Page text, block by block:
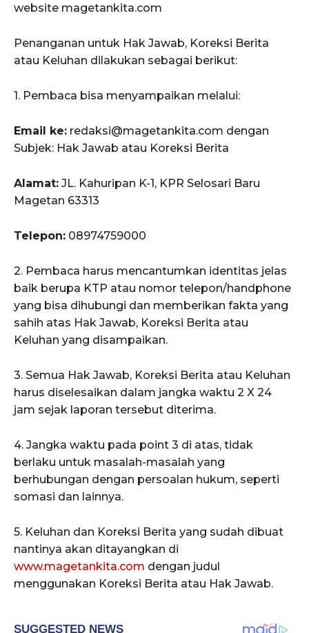
website magetankita.com
Penanganan untuk Hak Jawab, Koreksi Berita
atau Keluhan dilakukan sebagai berikut:
1. Pembaca bisa menyampaikan melalui:
Email ke: redaksi@magetankita.com dengan
Subjek: Hak Jawab atau Koreksi Berita
Alamat: JL. Kahuripan K-1, KPR Selosari Baru
Magetan 63313
Telepon: 08974759000
2. Pembaca harus mencantumkan identitas jelas
baik berupa KTP atau nomor telepon/handphone
yang bisa dihubungi dan memberikan fakta yang
sahih atas Hak Jawab, Koreksi Berita atau
Keluhan yang disampaikan.
3. Semua Hak Jawab, Koreksi Berita atau Keluhan
harus diselesaikan dalam jangka waktu 2 X 24
jam sejak laporan tersebut diterima.
4. Jangka waktu pada point 3 di atas, tidak
berlaku untuk masalah-masalah yang
berhubungan dengan persoalan hukum, seperti
somasi dan lainnya.
5. Keluhan dan Koreksi Berita yang sudah dibuat
nantinya akan ditayangkan di
www.magetankita.com dengan judul
menggunakan Koreksi Berita atau Hak Jawab.